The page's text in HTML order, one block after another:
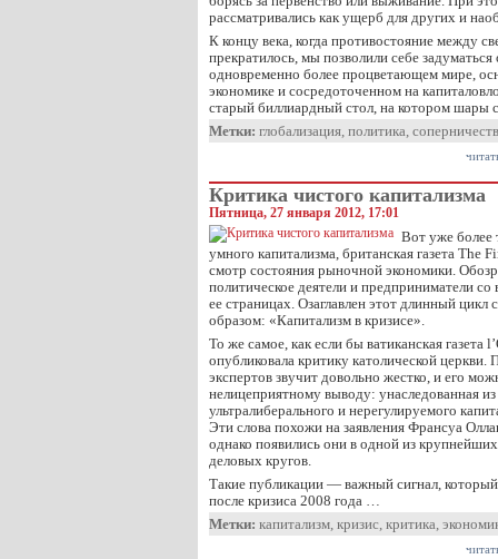
рассматривались как ущерб для других и
К концу века, когда противостояние между
прекратилось, мы позволили себе
одновременно более процветающем мире,
экономике и сосредоточенном на
старый биллиардный стол, на котором шары
Метки: глобализация, политика,
Критика чистого капитализма
Пятница, 27 января 2012, 17:01
Вот уже более
умного капитализма, британская газета The
смотр состояния рыночной экономики.
политическое деятели и предприниматели
ее страницах. Озаглавлен этот длинный
образом: «Капитализм в кризисе».
То же самое, как если бы ватиканская газета
опубликовала критику католической
экспертов звучит довольно жестко, и его
нелицеприятному выводу: унаследованная
ультралиберального и нерегулируемого
Эти слова похожи на заявления Франсуа
однако появились они в одной из
деловых кругов.
Такие публикации — важный сигнал, который
после кризиса 2008 года …
Метки: капитализм, кризис, критика,